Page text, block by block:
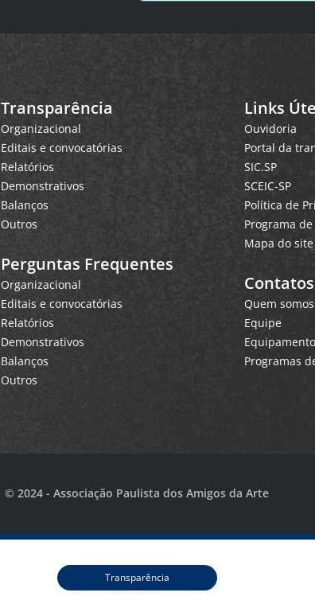
Transparência
Organizacional
Editais e convocatórias
Relatórios
Demonstrativos
Balanços
Outros
Perguntas Frequentes
Organizacional
Editais e convocatórias
Relatórios
Demonstrativos
Balanços
Outros
Links
Ouvidoria
Portal da
SIC.SP
SCEIC-SP
Política de
Programa
Mapa do site
Contatos
Quem somos
Equipe
Programas
© 2024 - Associação Paulista dos Amigos da Arte
Transparência